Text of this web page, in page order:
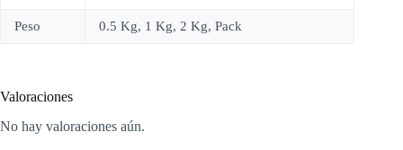
Peso 0.5 Kg, 1 Kg, 2 Kg, Pack
Valoraciones
No hay valoraciones aún.